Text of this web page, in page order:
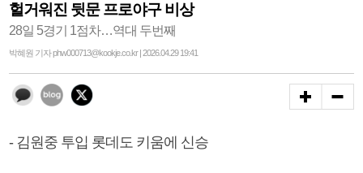
헐거워진 뒷문 프로야구 비상
28일 5경기 1점차…역대 두번째
박혜원 기자 phw000713@kookje.co.kr | 2026.04.29 19:41
- 김원중 투입 롯데도 키움에 신승